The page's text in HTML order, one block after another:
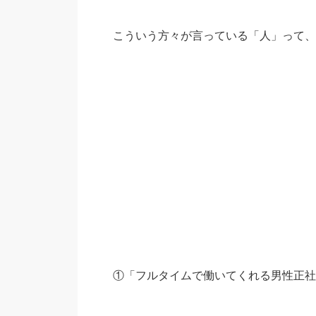
こういう方々が言っている「人」って、
①「フルタイムで働いてくれる男性正